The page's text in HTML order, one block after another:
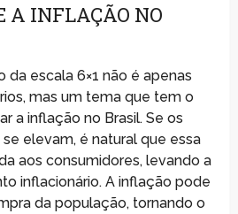
A INFLAÇÃO NO
escala 6×1 não é apenas
mas um tema que tem o
a inflação no Brasil. Se os
elevam, é natural que essa
aos consumidores, levando a
inflacionário. A inflação pode
da população, tornando o